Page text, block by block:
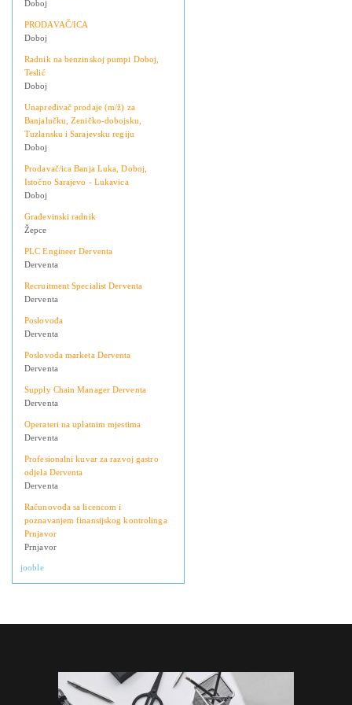
Doboj
PRODAVAČ/ICA
Doboj
Radnik na benzinskoj pumpi Doboj,
Teslić
Doboj
Unapređivač prodaje (m/ž) za
Banjalučku, Zeničko-dobojsku,
Tuzlansku i Sarajevsku regiju
Doboj
Prodavač/ica Banja Luka, Doboj,
Istočno Sarajevo - Lukavica
Doboj
Građevinski radnik
Žepce
PLC Engineer Derventa
Derventa
Recruitment Specialist Derventa
Derventa
Poslovođa
Derventa
Poslovođa marketa Derventa
Derventa
Supply Chain Manager Derventa
Derventa
Operateri na uplatnim mjestima
Derventa
Profesionalni kuvar za razvoj gastro
odjela Derventa
Derventa
Računovođa sa licencom i
poznavanjem finansijskog kontrolinga
Prnjavor
Prnjavor
jooble